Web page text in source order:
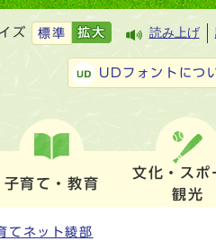
ズ 標準 拡大 読み上げ
UDフォントにつ
子育て・教育
文化・スポ
観光
てネット綾部